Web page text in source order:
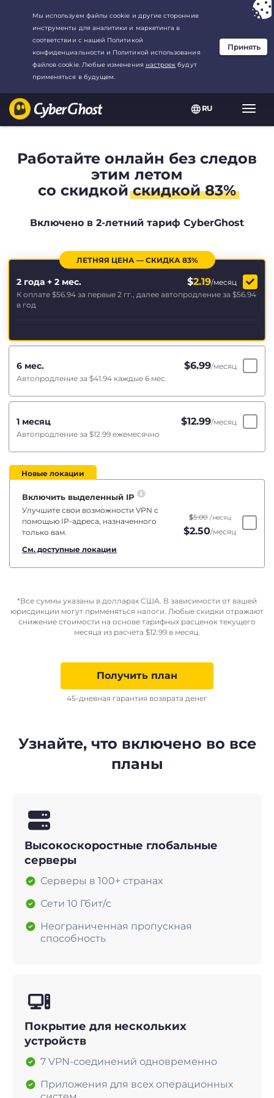
RU
Ваш выбор:Лучшая сделкадля2.1666666666667-год at$
месяц
Работайте онлайн без следов
этим летом
со скидкойскидкой 83%
Включено в 2-летний тариф CyberGhost
ЛЕТНЯЯ ЦЕНА — СКИДКА 83%
2 года + 2 мес. $2.19/месяц
К оплате $56.94 за первые 2 гг., далее автопродление за $56.94
в год
6 мес. $6.99/месяц
Автопродление за $41.94 каждые 6 мес.
1 месяц $12.99/месяц
Автопродление за $12.99 ежемесячно
Новые локации
Включить выделенный IP
Улучшите свои возможности VPN с
помощью IP-адреса, назначенного
только вам.
См. доступные локации
$5.00 /месяц
$2.50/месяц
*Все суммы указаны в долларах США. В зависимости от вашей
юрисдикции могут применяться налоги. Любые скидки отражают
снижение стоимости на основе тарифных расценок текущего
месяца из расчета $12.99 в месяц.
Получить план
45-дневная гарантия возврата денег
Узнайте, что включено во все
планы
Высокоскоростные глобальные
серверы
Серверы в 100+ странах
Сети 10 Гбит/с
Неограниченная пропускная
способность
Покрытие для нескольких
устройств
7 VPN-соединений одновременно
Приложения для всех операционных